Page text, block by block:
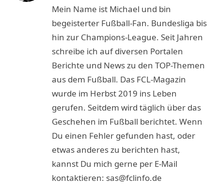
Mein Name ist Michael und bin
begeisterter Fußball-Fan. Bundesliga bis
hin zur Champions-League. Seit Jahren
schreibe ich auf diversen Portalen
Berichte und News zu den TOP-Themen
aus dem Fußball. Das FCL-Magazin
wurde im Herbst 2019 ins Leben
gerufen. Seitdem wird täglich über das
Geschehen im Fußball berichtet. Wenn
Du einen Fehler gefunden hast, oder
etwas anderes zu berichten hast,
kannst Du mich gerne per E-Mail
kontaktieren: sas@fclinfo.de